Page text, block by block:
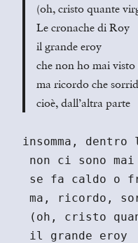
(oh, cristo quante
Le cronache di Roy
il grande eroy
che non ho mai
ma ricordo che
cioè, dall’altra parte
insomma, dentro
non ci sono
se fa caldo o
ma, ricordo,
(oh, cristo
il grande eroy